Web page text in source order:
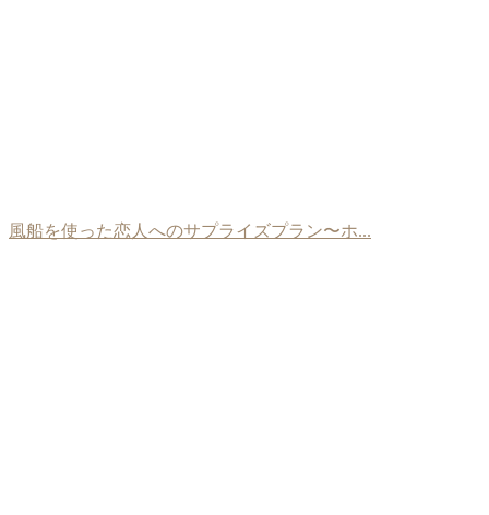
風船を使った恋人へのサプライズプラン〜ホ...